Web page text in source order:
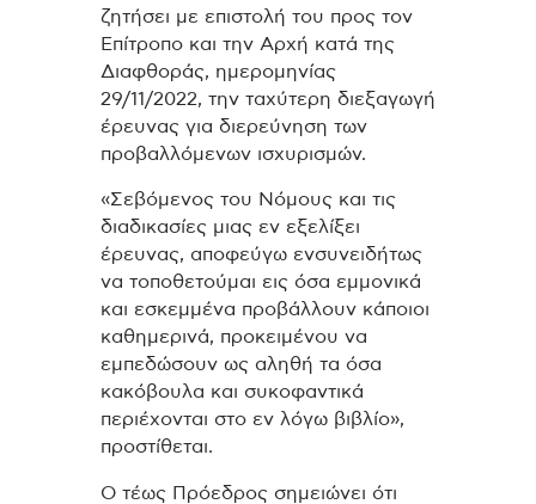
ζητήσει με επιστολή του προς τον
Επίτροπο και την Αρχή κατά της
Διαφθοράς, ημερομηνίας
29/11/2022, την ταχύτερη διεξαγωγή
έρευνας για διερεύνηση των
προβαλλόμενων ισχυρισμών.
«Σεβόμενος του Νόμους και τις
διαδικασίες μιας εν εξελίξει
έρευνας, αποφεύγω ενσυνειδήτως
να τοποθετούμαι εις όσα εμμονικά
και εσκεμμένα προβάλλουν κάποιοι
καθημερινά, προκειμένου να
εμπεδώσουν ως αληθή τα όσα
κακόβουλα και συκοφαντικά
περιέχονται στο εν λόγω βιβλίο»,
προστίθεται.
Ο τέως Πρόεδρος σημειώνει ότι